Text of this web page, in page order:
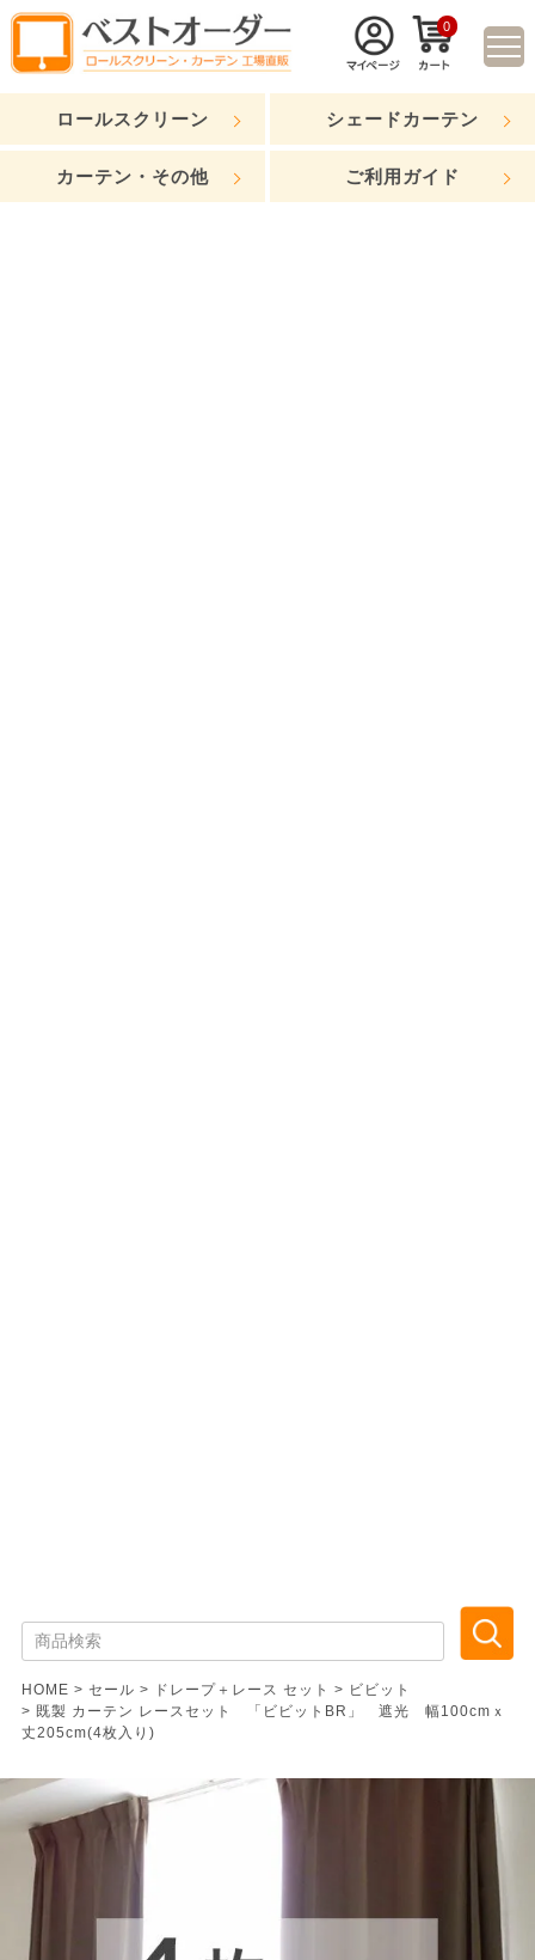
0
ロールスクリーン シェードカーテン
カーテン・その他 ご利用ガイド
HOME セール ドレープ＋レース セット
ビビット
既製 カーテン レースセット 「ビビットBR」 遮光 幅100cmｘ
丈205cm(4枚入り)